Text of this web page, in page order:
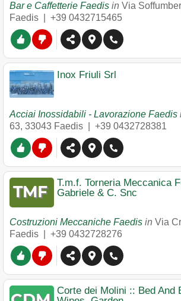
Bar e Caffetterie Faedis in Via
Faedis
+39 0432715465
Inox Friuli Srl
Acciai Inossidabili - Lavorazione Faedis
63, 33043 Faedis +39 0432728381
T.m.f. Torneria Meccanica
Gabriele & C. Snc
Costruzioni Meccaniche Faedis in Via
Faedis
+39 0432728276
Corte dei Molini :: Bed And